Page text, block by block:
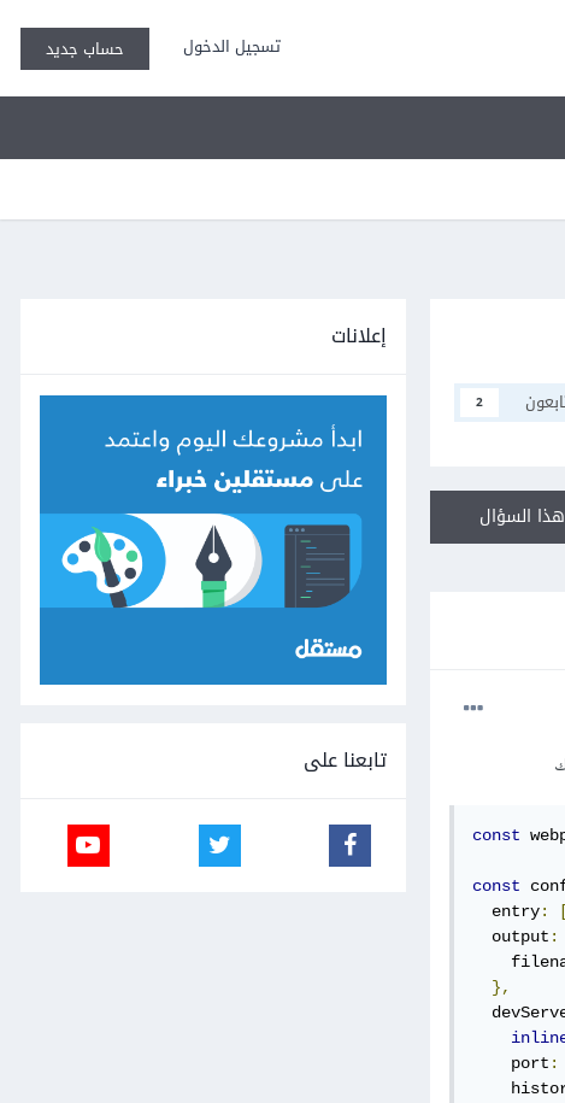
تسجيل الدخول حساب جديد
2
السؤال
const
const
  entry
:
  output
:
},
    port
:
إعلانات
تابعنا على